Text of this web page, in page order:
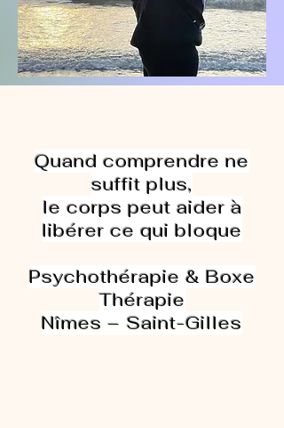
Quand comprendre ne
suffit plus,
le corps peut aider à
libérer ce qui bloque
Psychothérapie & Boxe
Thérapie
Nîmes – Saint-Gilles